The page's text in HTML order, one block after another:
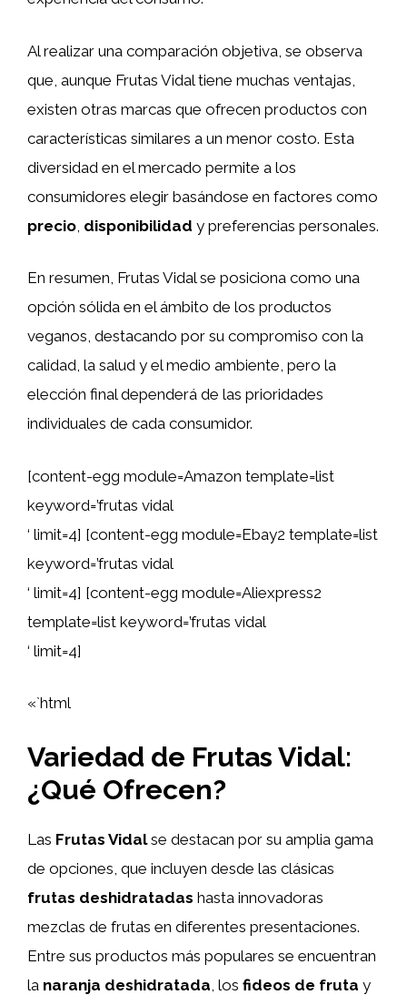
Al realizar una comparación objetiva, se observa
que, aunque Frutas Vidal tiene muchas ventajas,
existen otras marcas que ofrecen productos con
características similares a un menor costo. Esta
diversidad en el mercado permite a los
consumidores elegir basándose en factores como
precio disponibilidad y preferencias personales.
En resumen, Frutas Vidal se posiciona como una
opción sólida en el ámbito de los productos
veganos, destacando por su compromiso con la
calidad, la salud y el medio ambiente, pero la
elección final dependerá de las prioridades
individuales de cada consumidor.
[content-egg module=Amazon template=list
keyword=’frutas vidal
‘ limit=4] [content-egg module=Ebay2 template=list
keyword=’frutas vidal
‘ limit=4] [content-egg module=Aliexpress2
template=list keyword=’frutas vidal
‘ limit=4]
«`html
Variedad de Frutas Vidal:
¿Qué Ofrecen?
Las Frutas Vidalse destacan por su amplia gama
de opciones, que incluyen desde las clásicas
frutas deshidratadas hasta innovadoras
mezclas de frutas en diferentes presentaciones.
Entre sus productos más populares se encuentran
la naranja deshidratada , los fideos de fruta y